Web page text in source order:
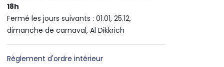
18h
Fermé les jours suivants : 01.01, 25.12,
dimanche de carnaval, Al Dikkrich
Règlement d'ordre intérieur